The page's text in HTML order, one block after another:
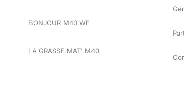
BONJOUR M40 WE
LA GRASSE MAT' M40